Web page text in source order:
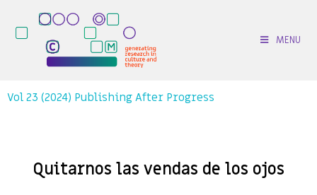
MENU
Vol 23 (2024) Publishing After Progress
Quitarnos las vendas de los ojos